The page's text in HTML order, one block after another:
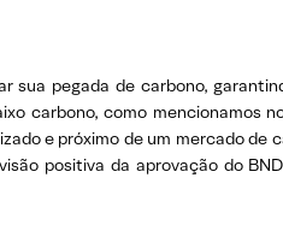
sua pegada de carbono,
carbono, como mencionamos
e próximo de um mercado de
positiva da aprovação do